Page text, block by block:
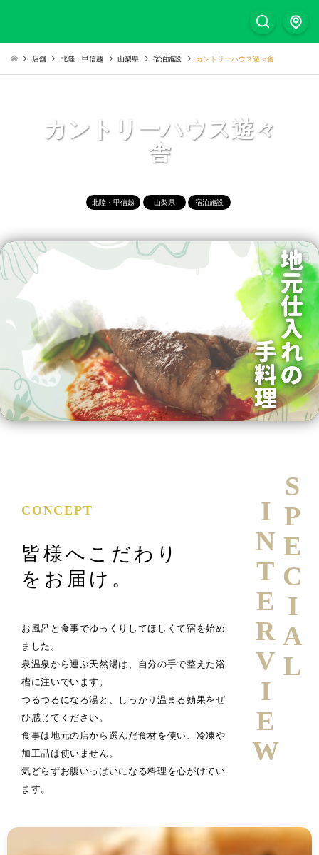
店舗 北陸・甲信越 山梨県 宿泊施設 カントリーハウス遊々舎
カントリーハウス遊々
舎
北陸・甲信越 山梨県 宿泊施設
CONCEPT
皆様へこだわり
をお届け。
お風呂と食事でゆっくりしてほしくて宿を始め
ました。
泉温泉から運ぶ天然湯は、自分の手で整えた浴
槽に注いでいます。
つるつるになる湯と、しっかり温まる効果をぜ
ひ感じてください。
食事は地元の店から選んだ食材を使い、冷凍や
加工品は使いません。
気どらずお腹いっぱいになる料理を心がけてい
ます。
SPECIAL
INTERVIEW